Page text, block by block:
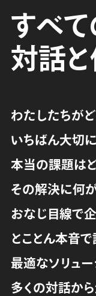
すべて
対話と
わたしたちが
いちばん大切に
本当の課題は
その解決に何
おなじ目線で企
とことん本音で
最適なソリュー
多くの対話から